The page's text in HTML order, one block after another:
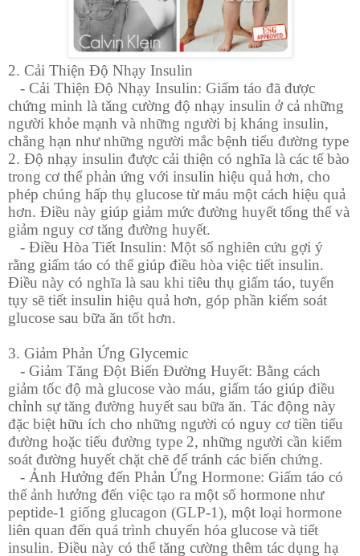
2. Cải Thiện Độ Nhạy Insulin
- Cải Thiện Độ Nhạy Insulin: Giấm táo đã được
chứng minh là tăng cường độ nhạy insulin ở cả những
người khỏe mạnh và những người bị kháng insulin,
chẳng hạn như những người mắc bệnh tiểu đường type
2. Độ nhạy insulin được cải thiện có nghĩa là các tế bào
trong cơ thể phản ứng với insulin hiệu quả hơn, cho
phép chúng hấp thụ glucose từ máu một cách hiệu quả
hơn. Điều này giúp giảm mức đường huyết tổng thể và
giảm nguy cơ tăng đường huyết.
- Điều Hòa Tiết Insulin: Một số nghiên cứu gợi ý
rằng giấm táo có thể giúp điều hòa việc tiết insulin.
Điều này có nghĩa là sau khi tiêu thụ giấm táo, tuyến
tụy sẽ tiết insulin hiệu quả hơn, góp phần kiểm soát
glucose sau bữa ăn tốt hơn.
3. Giảm Phản Ứng Glycemic
- Giảm Tăng Đột Biến Đường Huyết: Bằng cách
giảm tốc độ mà glucose vào máu, giấm táo giúp điều
chỉnh sự tăng đường huyết sau bữa ăn. Tác động này
đặc biệt hữu ích cho những người có nguy cơ tiền tiểu
đường hoặc tiểu đường type 2, những người cần kiểm
soát đường huyết chặt chẽ để tránh các biến chứng.
- Ảnh Hưởng đến Phản Ứng Hormone: Giấm táo có
thể ảnh hưởng đến việc tạo ra một số hormone như
peptide-1 giống glucagon (GLP-1), một loại hormone
liên quan đến quá trình chuyển hóa glucose và tiết
insulin. Điều này có thể tăng cường thêm tác dụng hạ